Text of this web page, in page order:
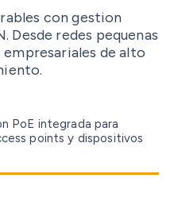
con gestion
Desde redes pequenas
de alto
PoE integrada para
points y dispositivos